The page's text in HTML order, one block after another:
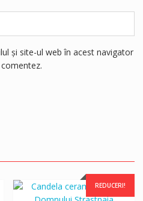
și site-ul web în acest navigator
REDUCERI!